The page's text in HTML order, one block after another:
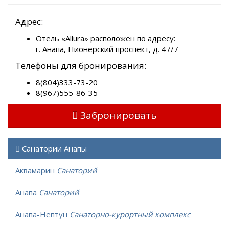
Адрес:
Отель «Allura» расположен по адресу:
г. Анапа, Пионерский проспект, д. 47/7
Телефоны для бронирования:
8(804)333-73-20
8(967)555-86-35
Забронировать
Санатории Анапы
Аквамарин Санаторий
Анапа Санаторий
Анапа-Нептун Санаторно-курортный комплекс